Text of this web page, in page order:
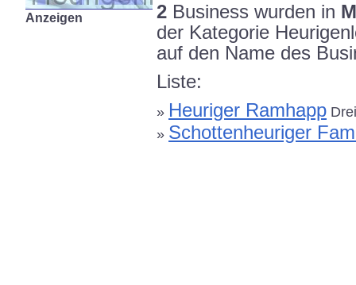
Anzeigen 2 Business wurden in
der Kategorie
auf den Name des
Liste:
» Heuriger Ramhapp
» Schottenheuriger